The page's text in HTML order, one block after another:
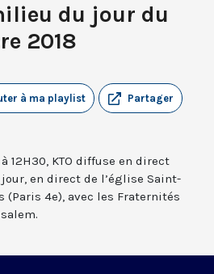
du jour du
2018
Partager
à ma playlist
12H30, KTO diffuse en direct
en direct de l’église Saint-
(Paris 4e), avec les Fraternités